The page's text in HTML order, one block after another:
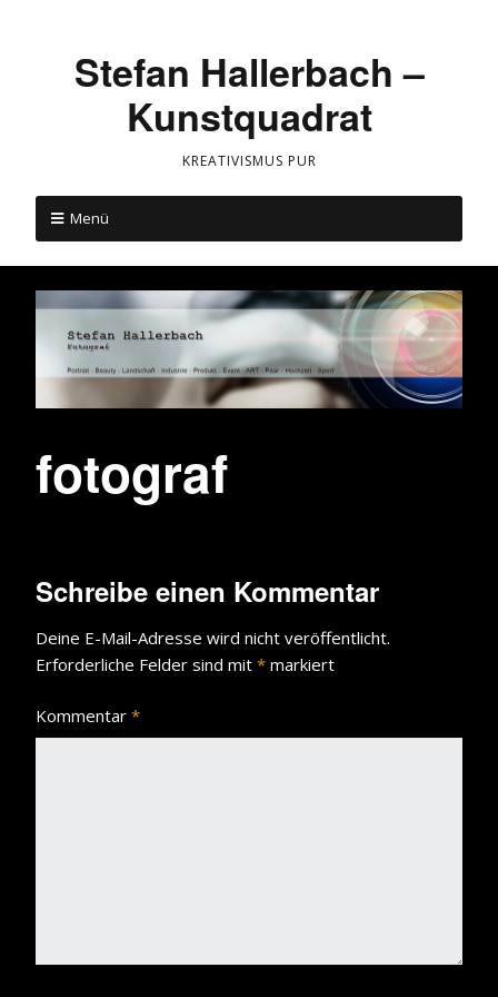
Stefan Hallerbach –
Kunstquadrat
KREATIVISMUS PUR
Menü
fotograf
Schreibe einen Kommentar
Deine E-Mail-Adresse wird nicht veröffentlicht.
Erforderliche Felder sind mit * markiert
Kommentar *